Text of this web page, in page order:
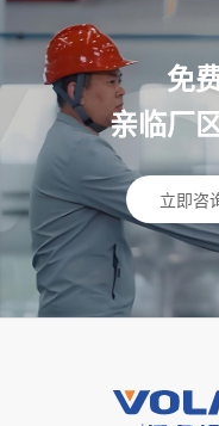
免
亲临厂
立即咨